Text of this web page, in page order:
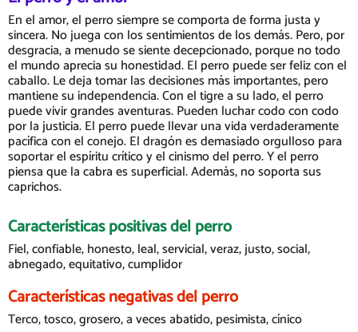
En el amor, el perro siempre se comporta de forma justa y
sincera. No juega con los sentimientos de los demás. Pero, por
desgracia, a menudo se siente decepcionado, porque no todo
el mundo aprecia su honestidad. El perro puede ser feliz con el
caballo. Le deja tomar las decisiones más importantes, pero
mantiene su independencia. Con el tigre a su lado, el perro
puede vivir grandes aventuras. Pueden luchar codo con codo
por la justicia. El perro puede llevar una vida verdaderamente
pacífica con el conejo. El dragón es demasiado orgulloso para
soportar el espíritu crítico y el cinismo del perro. Y el perro
piensa que la cabra es superficial. Además, no soporta sus
caprichos.
Características positivas del perro
Fiel, confiable, honesto, leal, servicial, veraz, justo, social,
abnegado, equitativo, cumplidor
Características negativas del perro
Terco, tosco, grosero, a veces abatido, pesimista, cínico